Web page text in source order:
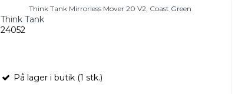
Think Tank Mirrorless Mover 20 V2, Coast Green
Think Tank
24052
På lager i butik (1 stk.)